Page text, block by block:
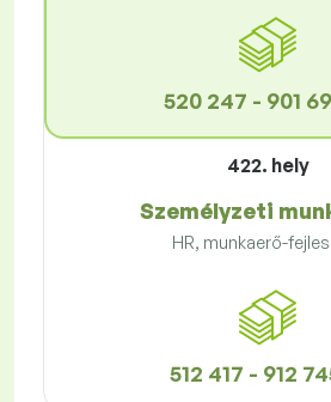
520 247 - 901
422. hely
Személyzeti
HR, munkaerő-
512 417 - 912